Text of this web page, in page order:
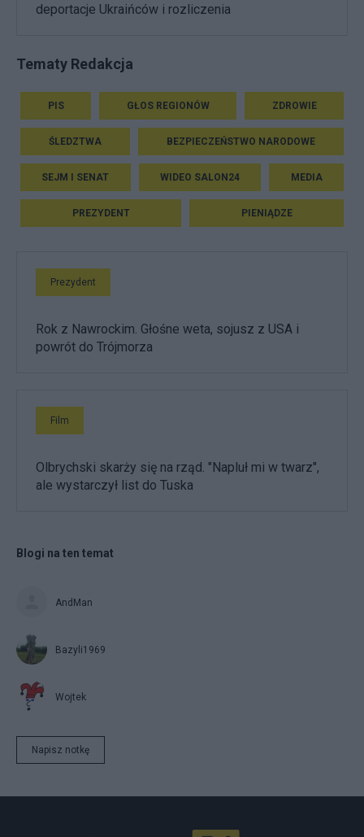
deportacje Ukraińców i rozliczenia
Tematy Redakcja
PIS GŁOS REGIONÓW ZDROWIE
ŚLEDZTWA BEZPIECZEŃSTWO NARODOWE
SEJM I SENAT WIDEO SALON24 MEDIA
PREZYDENT PIENIĄDZE
Prezydent
Rok z Nawrockim. Głośne weta, sojusz z USA i
powrót do Trójmorza
Film
Olbrychski skarży się na rząd. "Napluł mi w twarz",
ale wystarczył list do Tuska
Blogi na ten temat
AndMan
Bazyli1969
Wojtek
Napisz notkę